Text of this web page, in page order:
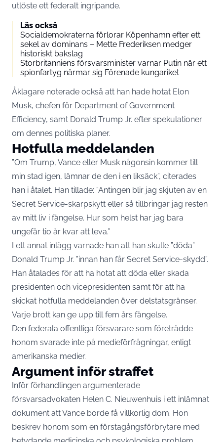
utlöste ett federalt ingripande.
Läs också
Socialdemokraterna förlorar Köpenhamn efter ett
sekel av dominans – Mette Frederiksen medger
historiskt bakslag
Storbritanniens försvarsminister varnar Putin när ett
spionfartyg närmar sig Förenade kungariket
Åklagare noterade också att han hade hotat Elon
Musk, chefen för Department of Government
Efficiency, samt Donald Trump Jr. efter spekulationer
om dennes politiska planer.
Hotfulla meddelanden
”Om Trump, Vance eller Musk någonsin kommer till
min stad igen, lämnar de den i en liksäck”, citerades
han i åtalet. Han tillade: ”Antingen blir jag skjuten av en
Secret Service-skarpskytt eller så tillbringar jag resten
av mitt liv i fängelse. Hur som helst har jag bara
ungefär tio år kvar att leva.”
I ett annat inlägg varnade han att han skulle ”döda”
Donald Trump Jr. ”innan han får Secret Service-skydd”.
Han åtalades för att ha hotat att döda eller skada
presidenten och vicepresidenten samt för att ha
skickat hotfulla meddelanden över delstatsgränser.
Varje brott kan ge upp till fem års fängelse.
Den federala offentliga försvarare som företrädde
honom svarade inte på medieförfrågningar, enligt
amerikanska medier.
Argument inför straffet
Inför förhandlingen argumenterade
försvarsadvokaten Helen C. Nieuwenhuis i ett inlämnat
dokument att Vance borde få villkorlig dom. Hon
beskrev honom som en förstagångsförbrytare med